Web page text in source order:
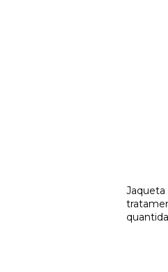
Jaqueta